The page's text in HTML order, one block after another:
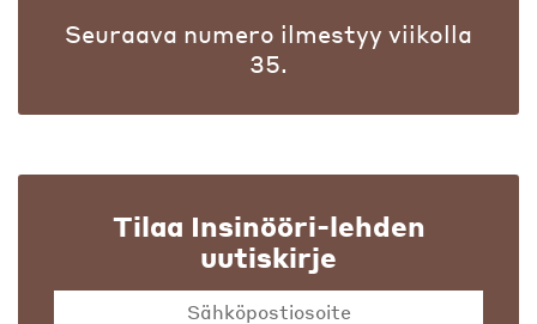
Seuraava numero ilmestyy viikolla
35.
Tilaa Insinööri-lehden
uutiskirje